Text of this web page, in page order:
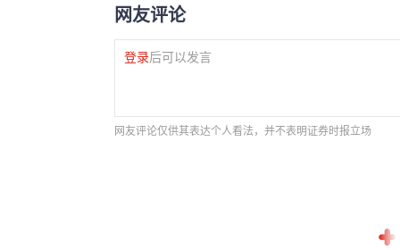
网友评论
登录后可以发言
网友评论仅供其表达个人看法，并不表明证券时报立场